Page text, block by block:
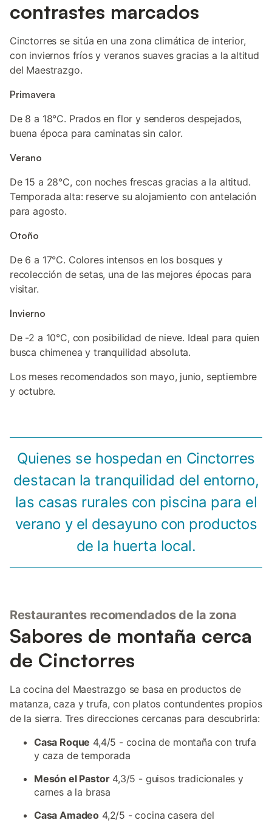
contrastes marcados
Cinctorres se sitúa en una zona climática de interior,
con inviernos fríos y veranos suaves gracias a la altitud
del Maestrazgo.
Primavera
De 8 a 18°C. Prados en flor y senderos despejados,
buena época para caminatas sin calor.
Verano
De 15 a 28°C, con noches frescas gracias a la altitud.
Temporada alta: reserve su alojamiento con antelación
para agosto.
Otoño
De 6 a 17°C. Colores intensos en los bosques y
recolección de setas, una de las mejores épocas para
visitar.
Invierno
De -2 a 10°C, con posibilidad de nieve. Ideal para quien
busca chimenea y tranquilidad absoluta.
Los meses recomendados son mayo, junio, septiembre
y octubre.
Quienes se hospedan en Cinctorres
destacan la tranquilidad del entorno,
las casas rurales con piscina para el
verano y el desayuno con productos
de la huerta local.
Restaurantes recomendados de la zona
Sabores de montaña cerca
de Cinctorres
La cocina del Maestrazgo se basa en productos de
matanza, caza y trufa, con platos contundentes propios
de la sierra. Tres direcciones cercanas para descubrirla:
Casa Roque 4,4/5 - cocina de montaña con trufa
y caza de temporada
Mesón el Pastor4,3/5 - guisos tradicionales y
carnes a la brasa
Casa Amadeo 4,2/5 - cocina casera del